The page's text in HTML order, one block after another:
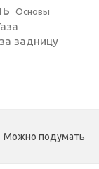
Основы
задницу
Можно подумать